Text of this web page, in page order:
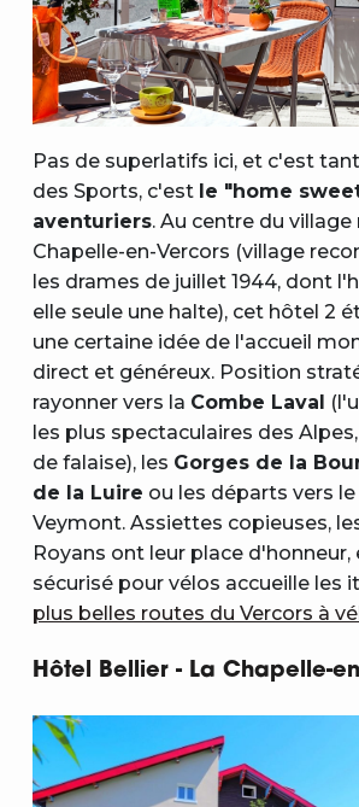
Pas de superlatifs ici, et c'est
des Sports, c'est le "home
aventuriers. Au centre du
Chapelle-en-Vercors (village
les drames de juillet 1944, dont
elle seule une halte), cet hôtel 2
une certaine idée de l'accueil
direct et généreux. Position
rayonner vers la Combe Laval
les plus spectaculaires des
de falaise), les Gorges de la
de la Luire ou les départs vers le
Veymont. Assiettes copieuses,
Royans ont leur place d'honneur,
sécurisé pour vélos accueille les
plus belles routes du Vercors à
Hôtel Bellier - La Chapelle-